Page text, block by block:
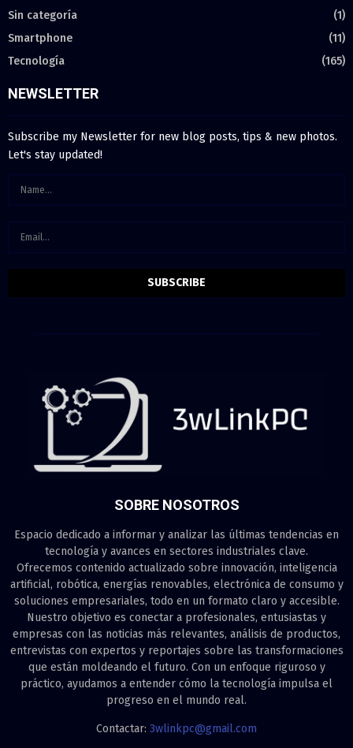
Sin categoría
(1)
Smartphone
(11)
Tecnología
(165)
NEWSLETTER
Subscribe my Newsletter for new blog posts, tips & new photos.
Let's stay updated!
SOBRE NOSOTROS
Espacio dedicado a informar y analizar las últimas tendencias en
tecnología y avances en sectores industriales clave.
Ofrecemos contenido actualizado sobre innovación, inteligencia
artificial, robótica, energías renovables, electrónica de consumo y
soluciones empresariales, todo en un formato claro y accesible.
Nuestro objetivo es conectar a profesionales, entusiastas y
empresas con las noticias más relevantes, análisis de productos,
entrevistas con expertos y reportajes sobre las transformaciones
que están moldeando el futuro. Con un enfoque riguroso y
práctico, ayudamos a entender cómo la tecnología impulsa el
progreso en el mundo real.
Contactar: 3wlinkpc@gmail.com